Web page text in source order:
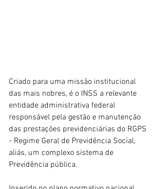
Criado para uma missão institucional
das mais nobres, é o INSS a relevante
entidade administrativa federal
responsável pela gestão e manutenção
das prestações previdenciárias do RGPS
- Regime Geral de Previdência Social,
aliás, um complexo sistema de
Previdência pública.